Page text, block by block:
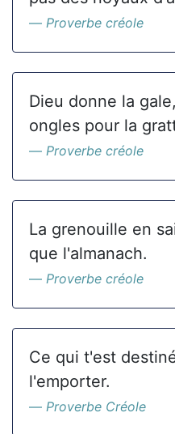
Proverbe créole
Dieu donne la
ongles pour la
Proverbe créole
La grenouille en
que l'almanach.
Proverbe créole
Ce qui t'est
l'emporter.
Proverbe Créole